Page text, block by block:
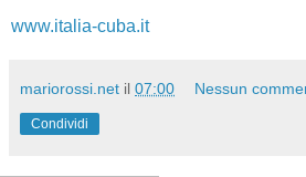
www.italia-cuba.it
mariorossi.net il 07:00 Nessun
Condividi